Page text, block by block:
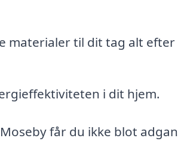
materialer til dit tag alt efter
i dit hjem.
får du ikke blot